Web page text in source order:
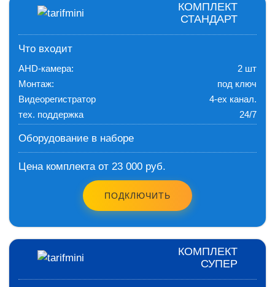
КОМПЛЕКТ
СТАНДАРТ
Что входит
AHD-камера:
2 шт
Монтаж:
под ключ
Видеорегистратор
4-ех канал.
тех. поддержка
24/7
Оборудование в наборе
Цена комплекта от 23 000 руб.
ПОДКЛЮЧИТЬ
КОМПЛЕКТ
СУПЕР